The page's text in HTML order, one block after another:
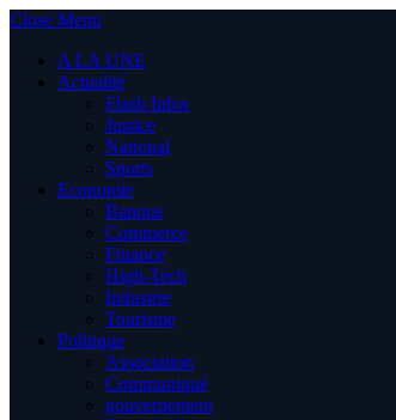
Close Menu
A LA UNE
Actualité
Flash Infos
Justice
National
Sports
Economie
Banque
Commerce
Finance
High-Tech
Industrie
Tourisme
Politique
Association
Communiqué
gouvernement